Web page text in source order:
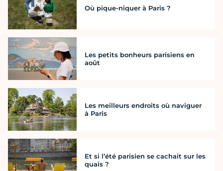
Où pique-niquer à Paris ?
Les petits bonheurs parisiens en
août
Les meilleurs endroits où naviguer
à Paris
Et si l’été parisien se cachait sur les
quais ?